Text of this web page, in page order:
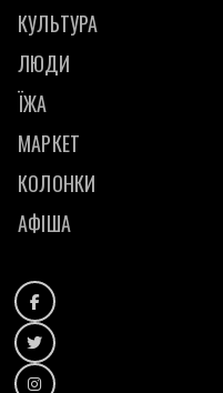
КУЛЬТУРА
ЛЮДИ
ЇЖА
МАРКЕТ
КОЛОНКИ
АФІША